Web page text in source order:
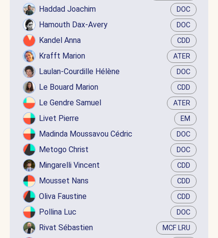
Haddad Joachim DOC
Hamouth Dax-Avery DOC
Kandel Anna CDD
Krafft Marion ATER
Laulan-Courdille Hélène DOC
Le Bouard Marion CDD
Le Gendre Samuel ATER
Livet Pierre EM
Madinda Moussavou Cédric DOC
Metogo Christ DOC
Mingarelli Vincent CDD
Mousset Nans CDD
Oliva Faustine CDD
Pollina Luc DOC
Rivat Sébastien MCF LRU